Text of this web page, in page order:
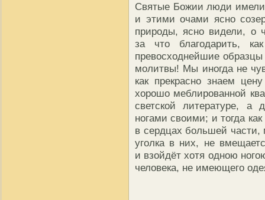
Святые Божии люди
и этими очами ясно
природы, ясно видели, о
за что благодарить,
превосходнейшие
молитвы! Мы иногда не
как прекрасно знаем
хорошо меблированной
светской литературе, а
ногами своими; и тогда
в сердцах большей
уголка в них, не
и взойдёт хотя одною
человека, не имеющего